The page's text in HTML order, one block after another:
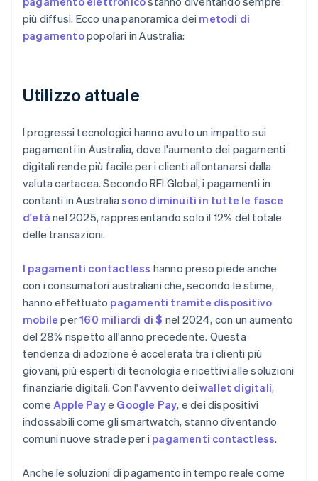
più diffusi. Ecco una panoramica dei metodi di
pagamentopopolari in Australia:
Utilizzo attuale
I progressi tecnologici hanno avuto un impatto sui
pagamenti in Australia, dove l'aumento dei pagamenti
digitali rende più facile per i clienti allontanarsi dalla
valuta cartacea. Secondo RFI Global, i pagamenti in
contanti in Australiasono diminuiti in tutte le fasce
d'età nel 2025, rappresentando solo il 12% del totale
delle transazioni.
I pagamenti contactless hanno preso piede anche
con i consumatori australiani che, secondo le stime,
hanno effettuato pagamenti tramite dispositivo
mobile per160 miliardi di $ nel 2024, con un aumento
del 28% rispetto all'anno precedente. Questa
tendenza di adozione è accelerata tra i clienti più
giovani, più esperti di tecnologia e ricettivi alle soluzioni
finanziarie digitali. Con l'avvento dei wallet digitali,
come Apple Paye Google Pay, e dei dispositivi
indossabili come gli smartwatch, stanno diventando
comuni nuove strade per i pagamenti contactless.
Anche le soluzioni di pagamento in tempo reale come